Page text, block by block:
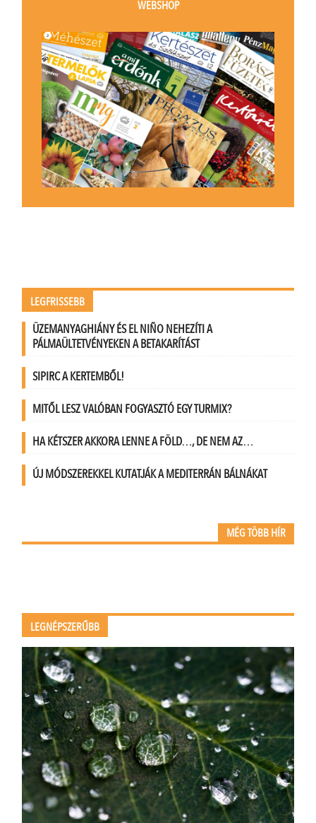
WEBSHOP
LEGFRISSEBB
ÜZEMANYAGHIÁNY ÉS EL NIÑO NEHEZÍTI A
PÁLMAÜLTETVÉNYEKEN A BETAKARÍTÁST
SIPIRC A KERTEMBŐL!
MITŐL LESZ VALÓBAN FOGYASZTÓ EGY TURMIX?
HA KÉTSZER AKKORA LENNE A FÖLD…, DE NEM AZ…
ÚJ MÓDSZEREKKEL KUTATJÁK A MEDITERRÁN BÁLNÁKAT
MÉG TÖBB HÍR
LEGNÉPSZERŰBB